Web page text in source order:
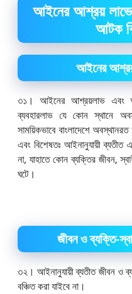
আইনের আশ্রয়
আটক
আইনের
৩১। আইনের আশ্রয়লাভ এবং
ব্যবহারলাভ যে কোন স্থানে
সাময়িকভাবে বাংলাদেশে
এবং বিশেষতঃ আইনানুযায়ী
না, যাহাতে কোন ব্যক্তির জীবন,
ঘটে।
জীবন ও ব্যক্তি-
৩২। আইনানুযায়ী ব্যতীত জীবন ও
বঞ্চিত করা যাইবে না।